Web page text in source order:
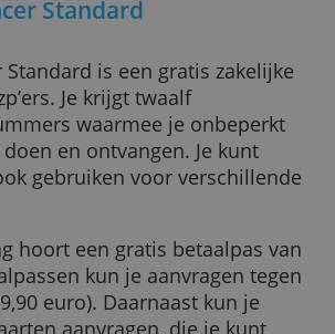
Standard
Standard is een gratis
Je krijgt twaalf
doen en ontvangen. Je kunt
ook gebruiken voor